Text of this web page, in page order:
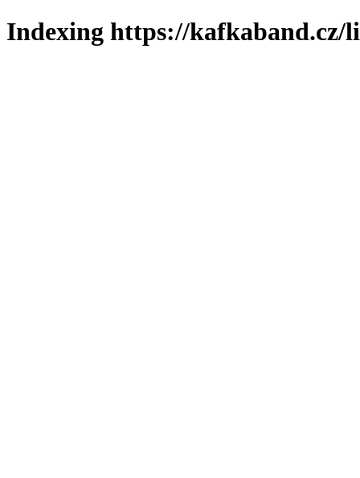
Indexing https://kafkaband.cz/